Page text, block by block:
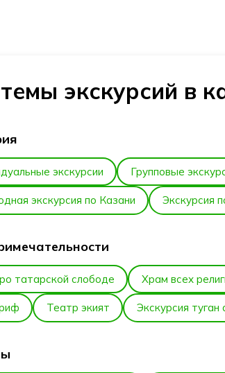
экскурсий в
экскурсии Групповые
экскурсия по Казани Экскурсия
татарской слободе Храм всех
Театр экият Экскурсия